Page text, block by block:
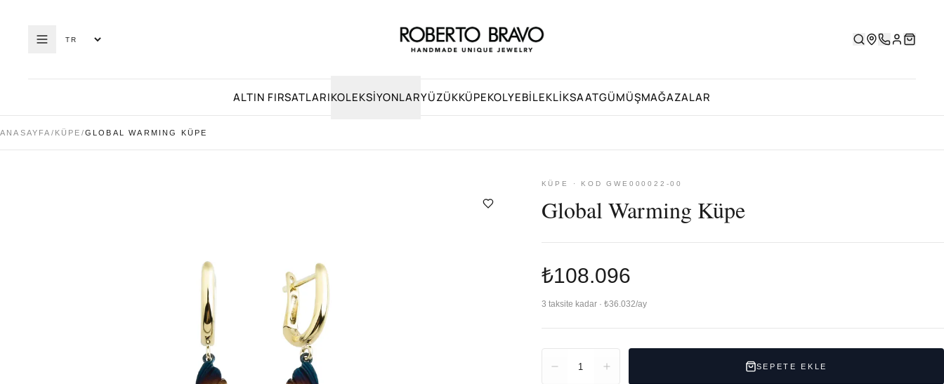
ALTIN FIRSATLARIKOLEKSIYONLARYÜZÜKKÜPEKOLYEBILEKLIKSAATGÜMÜŞMAĞAZALAR
ANASAYFA / KÜPE /GLOBAL WARMING KÜPE
KÜPE · KOD GWE000022-00
Global Warming Küpe
₺108.096
3 taksite kadar · ₺36.032/ay
1 SEPETE EKLE